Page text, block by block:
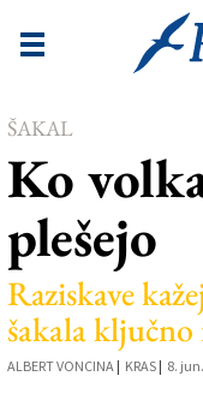
Novice
Goriška
Kultura
Šport
Še
Vreme
ŠAKAL
Ko
plešejo
Raziskave
šakala
ALBERT VONCINA | KRAS | 8.